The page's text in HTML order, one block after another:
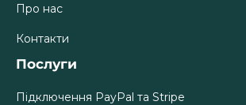
Про нас
Контакти
Послуги
Підключення PayPal та Stripe